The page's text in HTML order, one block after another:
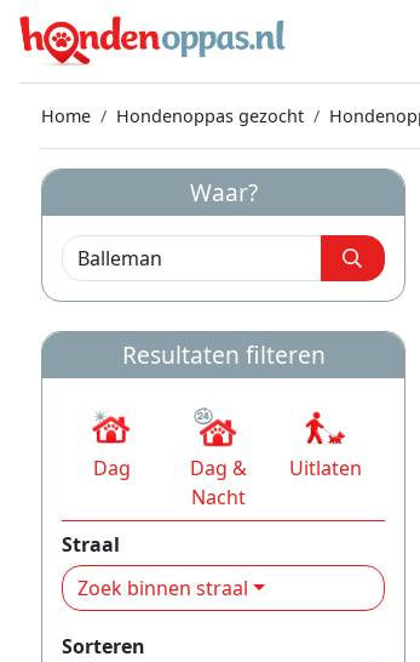
Home Hondenoppas gezocht
Waar?
Resultaten filteren
Dag
Dag &
Nacht
Uitlaten
Straal
Zoek binnen straal
Sorteren